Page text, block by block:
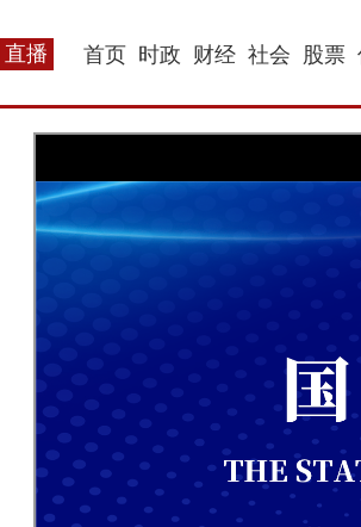
直播 首页 时政 财经 社会 股票